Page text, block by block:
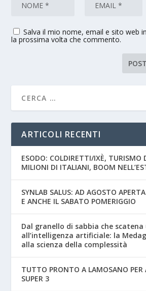
Salva il mio nome, email e sito web
la prossima volta che commento.
ARTICOLI RECENTI
ESODO: COLDIRETTI/IXÈ, TURISMO
MILIONI DI ITALIANI, BOOM
SYNLAB SALUS: AD AGOSTO
E ANCHE IL SABATO POMERIGGIO
Dal granello di sabbia che
all’intelligenza artificiale: la
alla scienza della complessità
TUTTO PRONTO A LAMOSANO PER
SUPER 3